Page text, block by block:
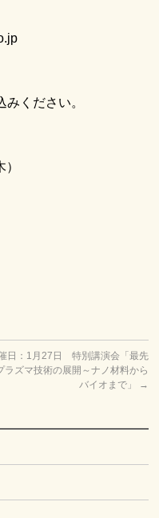
ください。
日：1月27日 特別講演会「最先
ラズマ技術の展開～ナノ材料から
バイオまで」
→